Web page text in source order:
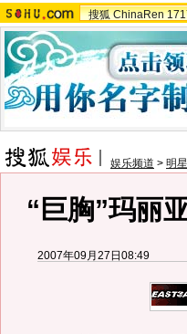
搜狐 ChinaRen
娱乐频道 > 明
“巨胸”玛丽
2007年09月27日08:49